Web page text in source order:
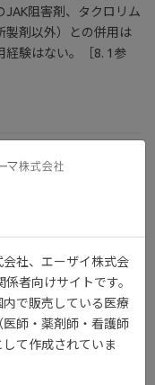
JAK阻害剤、タクロリム
製剤以外）との併用は
経験はない。［8. 1参
能性がある。
導すること。［1. 1、
1. 1参照］
問診及び胸部X線検査
検査等を行うことによ
社、エーザイ株式会
者向けサイトです。
で販売している医療
師・薬剤師・看護師
て作成されていま